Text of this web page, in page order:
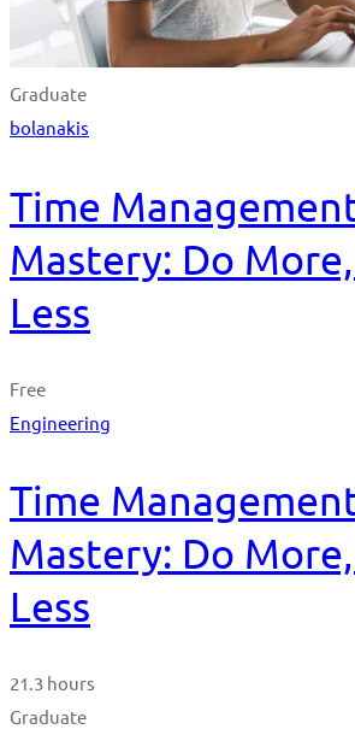
Graduate
bolanakis
Time
Mastery: Do
Less
Free
Engineering
Time
Mastery: Do
Less
21.3 hours
Graduate